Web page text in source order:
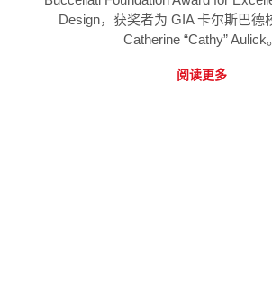
Design，获奖者为 GIA 卡尔斯巴德
Catherine “Cathy” Aulick。
阅读更多